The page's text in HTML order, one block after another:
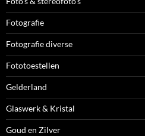
Fotografie
Fotografie diverse
Fototoestellen
Gelderland
Glaswerk & Kristal
Goud en Zilver